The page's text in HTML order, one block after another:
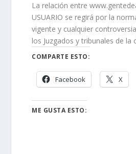
La relación entre
USUARIO se regirá por la
vigente y cualquier
los Juzgados y tribunales de la
COMPARTE ESTO:
Facebook X
ME GUSTA ESTO: